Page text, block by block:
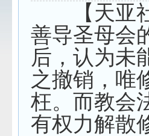
【天亚社
善导圣母会
后，认为未
之撤销，唯
枉。而教会
有权力解散